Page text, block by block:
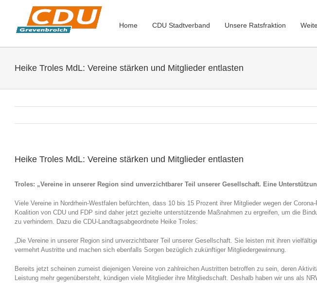
Home CDU Stadtverband Unsere Ratsfraktion
Heike Troles MdL: Vereine stärken und Mitglieder entlasten
Heike Troles MdL: Vereine stärken und Mitglieder entlasten
Troles: „Vereine in unserer Region sind unverzichtbarer Teil unserer Gesellschaft. Eine
Viele Vereine in Nordrhein-Westfalen befürchten, dass 10 bis 15 Prozent ihrer Mitglieder wegen der
Koalition von CDU und FDP sind daher jetzt gezielte unterstützende Maßnahmen zu ergreifen, um die
zu verhindern. Dazu die CDU-Landtagsabgeordnete Heike Troles:
„Die Vereine in unserer Region sind unverzichtbarer Teil unserer Gesellschaft. Sie leisten mit ihren
vermehrt Austritte und machen sich ebenfalls Sorgen bezüglich zukünftiger Mitgliedergewinnung.
Bereits jetzt scheinen zumeist diejenigen Vereine von zahlreichen Austritten betroffen zu sein, deren
Leistung mehr gegenübersteht, kündigen viele Mitglieder ihre Mitgliedschaft. Deshalb haben wir uns als